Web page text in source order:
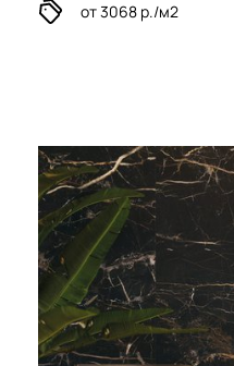
от 3068 р./м2